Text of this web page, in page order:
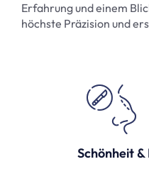
Erfahrung und einem
höchste Präzision und
Schönheit